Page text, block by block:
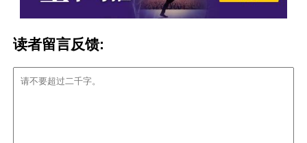
读者留言反馈: